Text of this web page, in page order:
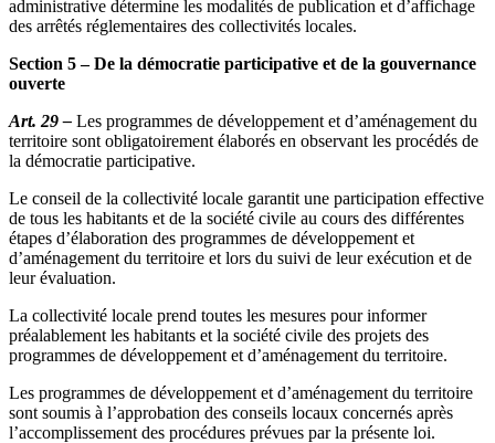
administrative détermine les modalités de publication et d’affichage
des arrêtés réglementaires des collectivités locales.
Section 5 – De la démocratie participative et de la gouvernance
ouverte
Art. 29 – Les programmes de développement et d’aménagement du
territoire sont obligatoirement élaborés en observant les procédés de
la démocratie participative.
Le conseil de la collectivité locale garantit une participation effective
de tous les habitants et de la société civile au cours des différentes
étapes d’élaboration des programmes de développement et
d’aménagement du territoire et lors du suivi de leur exécution et de
leur évaluation.
La collectivité locale prend toutes les mesures pour informer
préalablement les habitants et la société civile des projets des
programmes de développement et d’aménagement du territoire.
Les programmes de développement et d’aménagement du territoire
sont soumis à l’approbation des conseils locaux concernés après
l’accomplissement des procédures prévues par la présente loi.